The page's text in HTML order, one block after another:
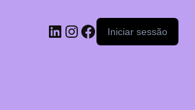
Iniciar sessão